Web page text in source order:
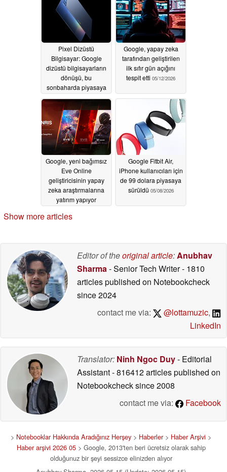
Pixel Dizüstü
Bilgisayar: Google
dizüstü bilgisayarların
dönüşü, bu
sonbaharda piyasaya
Googlebook'larla
onaylandı05/12/2026
Google, yapay zeka
tarafından geliştirilen
ilk sıfır gün açığını
tespit etti 05/12/2026
Google, yeni bağımsız
Eve Online
geliştiricisinin yapay
zeka araştırmalarına
yatırım yapıyor
Google Fitbit Air,
iPhone kullanıcıları için
de 99 dolara piyasaya
sürüldü 05/08/2026
Show more articles
Editor of theoriginal article:Anubhav
Sharma- Senior Tech Writer- 1810
articles published on Notebookcheck
since 2024
contact me via:
@lottamuzic,
LinkedIn
Translator: Ninh Ngoc Duy- Editorial
Assistant- 816412 articles published on
Notebookchecksince 2008
contact me via:
Facebook
> Notebooklar Hakkında Aradığınız Herşey > Haberler> Haber Arşivi >
Haber arşivi 2026 05> Google, 2013'ten beri ücretsiz olarak sahip
olduğunuz bir şeyi sessizce elinizden alıyor